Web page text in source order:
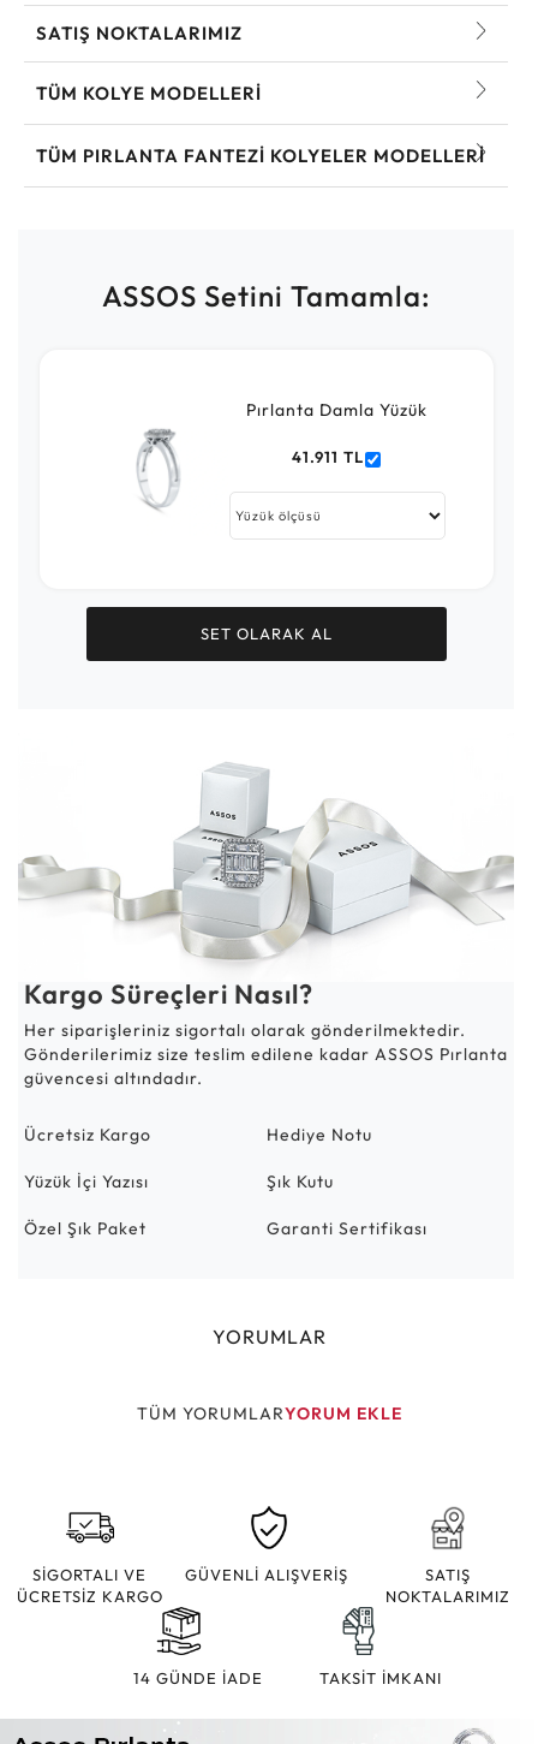
SATIŞ NOKTALARIMIZ
TÜM KOLYE MODELLERI
TÜM PIRLANTA FANTEZI KOLYELER MODELLERI
ASSOS Setini Tamamla:
Pırlanta Damla Yüzük
41.911 TL
SET OLARAK AL
Kargo Süreçleri Nasıl?
Her siparişleriniz sigortalı olarak gönderilmektedir.
Gönderilerimiz size teslim edilene kadar ASSOS Pırlanta
güvencesi altındadır.
Ücretsiz Kargo Hediye Notu
Yüzük İçi Yazısı Şık Kutu
Özel Şık Paket Garanti Sertifikası
YORUMLAR
TÜM YORUMLARYORUM EKLE
SİGORTALI VE
ÜCRETSİZ KARGO
GÜVENLİ ALIŞVERİŞ
SATIŞ
NOKTALARIMIZ
14 GÜNDE İADE TAKSİT İMKANI